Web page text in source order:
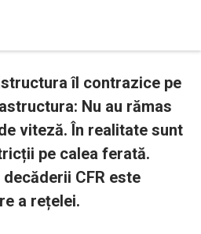
îl contrazice pe
Nu au rămas
viteză. În realitate sunt
pe calea ferată.
CFR este
a rețelei.